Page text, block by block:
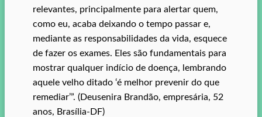
relevantes, principalmente para alertar quem,
como eu, acaba deixando o tempo passar e,
mediante as responsabilidades da vida, esquece
de fazer os exames. Eles são fundamentais para
mostrar qualquer indício de doença, lembrando
aquele velho ditado ‘é melhor prevenir do que
remediar’”. (Deusenira Brandão, empresária, 52
anos, Brasília-DF)